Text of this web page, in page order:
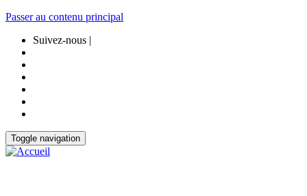
Passer au contenu principal
Suivez-nous |
Toggle navigation